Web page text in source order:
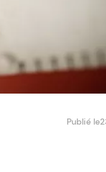
Publié le